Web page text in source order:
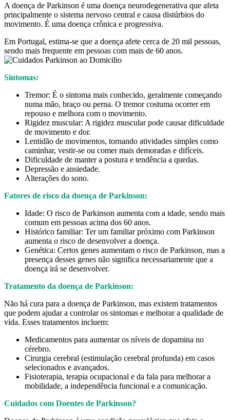
A doença de Parkinson é uma doença neurodegenerativa que afeta
principalmente o sistema nervoso central e causa distúrbios do
movimento. É uma doença crônica e progressiva.
Em Portugal, estima-se que a doença afete cerca de 20 mil pessoas,
sendo mais frequente em pessoas com mais de 60 anos.
Sintomas:
Tremor: É o sintoma mais conhecido, geralmente começando
numa mão, braço ou perna. O tremor costuma ocorrer em
repouso e melhora com o movimento.
Rigidez muscular: A rigidez muscular pode causar dificuldade
de movimento e dor.
Lentidão de movimentos, tornando atividades simples como
caminhar, vestir-se ou comer mais demoradas e difíceis.
Dificuldade de manter a postura e tendência a quedas.
Depressão e ansiedade.
Alterações do sono.
Fatores de risco da doença de Parkinson:
Idade: O risco de Parkinson aumenta com a idade, sendo mais
comum em pessoas acima dos 60 anos.
Histórico familiar: Ter um familiar próximo com Parkinson
aumenta o risco de desenvolver a doença.
Genética: Certos genes aumentam o risco de Parkinson, mas a
presença desses genes não significa necessariamente que a
doença irá se desenvolver.
Tratamento da doença de Parkinson:
Não há cura para a doença de Parkinson, mas existem tratamentos
que podem ajudar a controlar os sintomas e melhorar a qualidade de
vida. Esses tratamentos incluem:
Medicamentos para aumentar os níveis de dopamina no
cérebro.
Cirurgia cerebral (estimulação cerebral profunda) em casos
selecionados e avançados.
Fisioterapia, terapia ocupacional e da fala para melhorar a
mobilidade, a independência funcional e a comunicação.
Cuidados com Doentes de Parkinson?